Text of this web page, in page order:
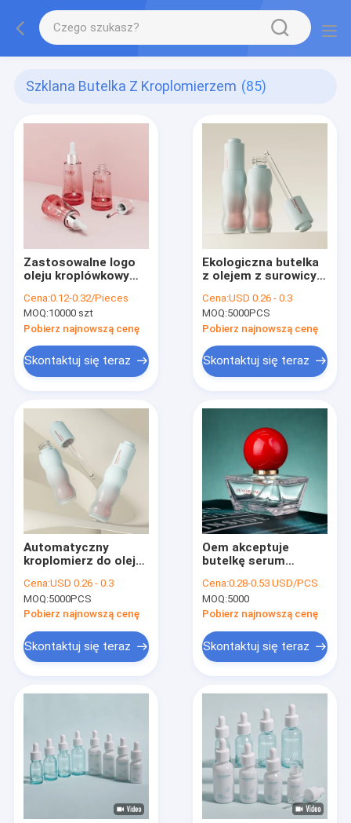
Szklana Butelka Z Kroplomierzem (85)
Zastosowalne logo
oleju kroplówkowy
50 ml butelka serum
opakowanie
Cena:0.12-0.32/Pieces
MOQ:10000 szt
Pobierz najnowszą cenę
Skontaktuj się teraz
Ekologiczna butelka
z olejem z surowicy
aluminium i
plastikowy materiał o
obroży PP, nadający
się do olejków
eterycznych,
opakowań
pielęgnacji skóry
Cena:USD 0.26 - 0.3
MOQ:5000PCS
Pobierz najnowszą cenę
Skontaktuj się teraz
Automatyczny
kroplomierz do oleju
szklanej butelce z
możliwością wysyłki
morskiej, idealny do
przemysłowych
Cena:USD 0.26 - 0.3
MOQ:5000PCS
Pobierz najnowszą cenę
Skontaktuj się teraz
Oem akceptuje
butelkę serum
bambusowym
kroplomierzem,
złotym, srebrnym,
opakowaniem do
olejków eterycznych,
pielęgnacji skóry
Cena:0.28-0.53 USD/PCS
MOQ:5000
Pobierz najnowszą cenę
Skontaktuj się teraz